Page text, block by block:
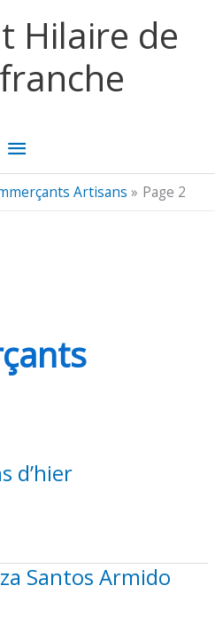
Hilaire de
Menu
principalArtisans Page 2
d’hier
Santos Armido